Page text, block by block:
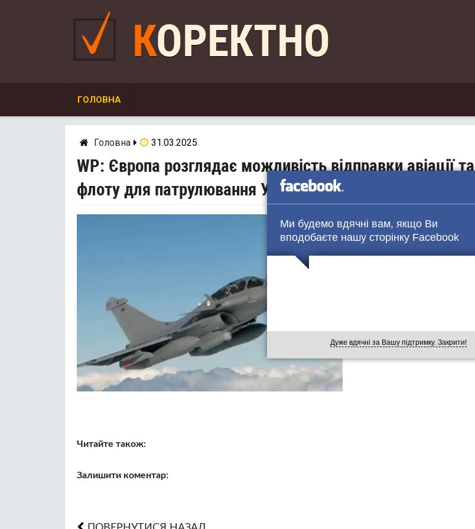
Ми будемо вдячні вам, якщо Ви
вподобаєте нашу сторінку Facebook
Дуже вдячні за Вашу підтримку. Закрити!
КОРЕКТНО
ГОЛОВНА
Головна 31.03.2025
WP: Європа розглядає можливість відправки авіації та
флоту для патрулювання України
Читайте також:
Залишити коментар: